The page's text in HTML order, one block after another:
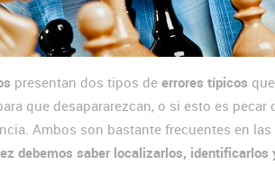
presentan dos tipos de errores típicos
que desapararezcan, o si esto es
Ambos son bastante frecuentes en las
debemos saber localizarlos, identificarlos